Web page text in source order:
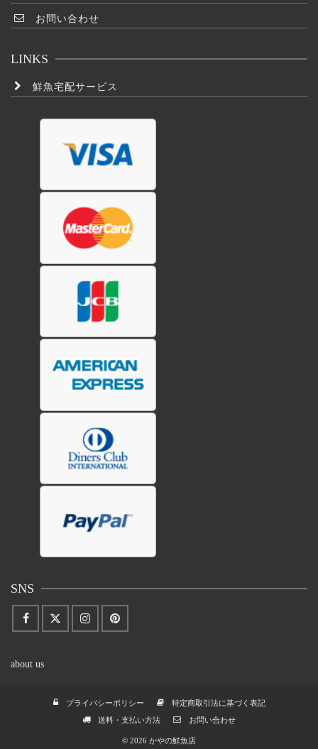
品
か
お問い合わせ
LINKS
鮮魚宅配サービス
SNS
about us
プライバシーポリシー
特定商取引法に基づく表記
送料・支払い方法
お問い合わせ
© 2026 かやの鮮魚店